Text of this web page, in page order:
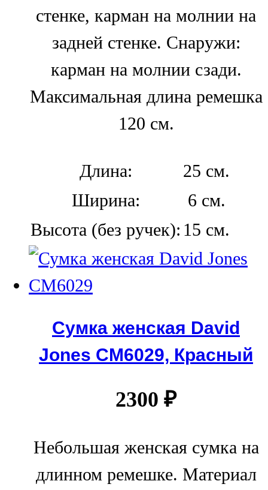
стенке, карман на молнии на
задней стенке. Снаружи:
карман на молнии сзади.
Максимальная длина ремешка
120 см.
Длина:
25 см.
Ширина:
6 см.
Высота (без ручек): 15 см.
Сумка женская David
Jones CM6029, Красный
2300 ₽
Небольшая женская сумка на
длинном ремешке. Материал